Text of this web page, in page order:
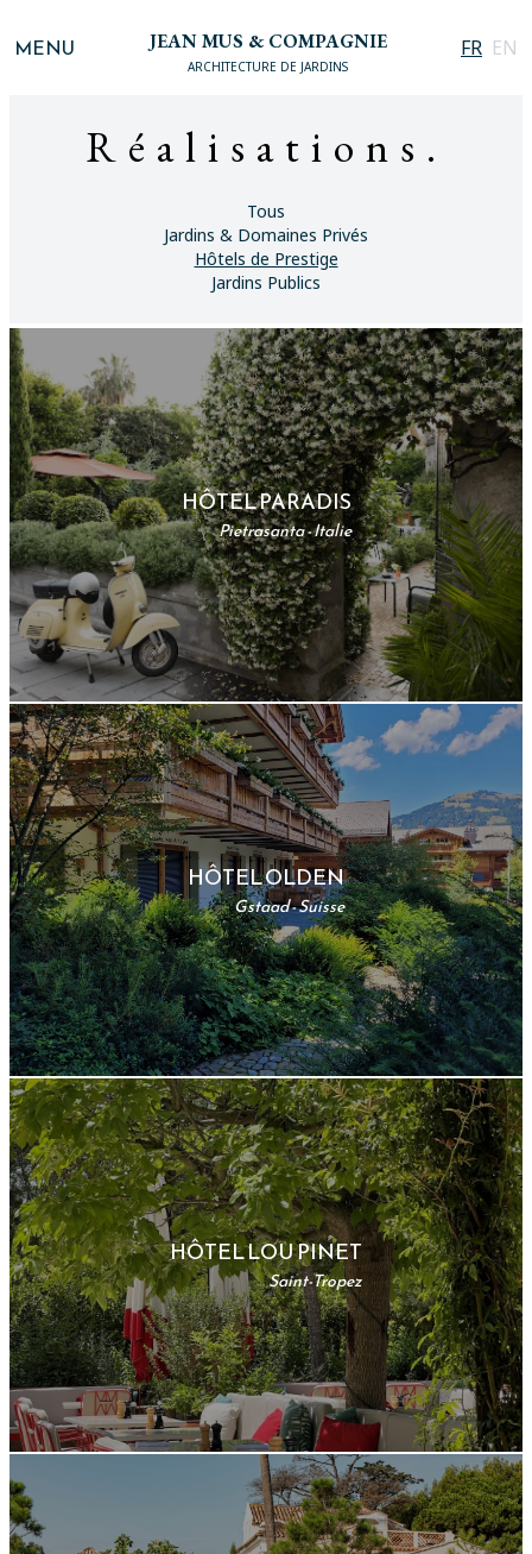
MENU JEAN MUS & COMPAGNIE
ARCHITECTURE DE JARDINS
FR EN
Réalisations.
Tous
Jardins & Domaines Privés
Hôtels de Prestige
Jardins Publics
HÔTEL PARADIS
Pietrasanta - Italie
HÔTEL OLDEN
Gstaad - Suisse
HÔTEL LOU PINET
Saint-Tropez